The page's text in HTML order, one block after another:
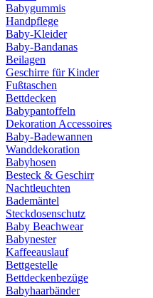
Babygummis
Handpflege
Baby-Kleider
Baby-Bandanas
Beilagen
Geschirre für Kinder
Fußtaschen
Bettdecken
Babypantoffeln
Dekoration Accessoires
Baby-Badewannen
Wanddekoration
Babyhosen
Besteck & Geschirr
Nachtleuchten
Bademäntel
Steckdosenschutz
Baby Beachwear
Babynester
Kaffeeauslauf
Bettgestelle
Bettdeckenbezüge
Babyhaarbänder